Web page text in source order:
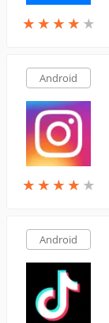
★ ★ ★ ★ ★
★ ★ ★ ★ ★
Android
★ ★ ★ ★ ★
★ ★ ★ ★ ★
Android